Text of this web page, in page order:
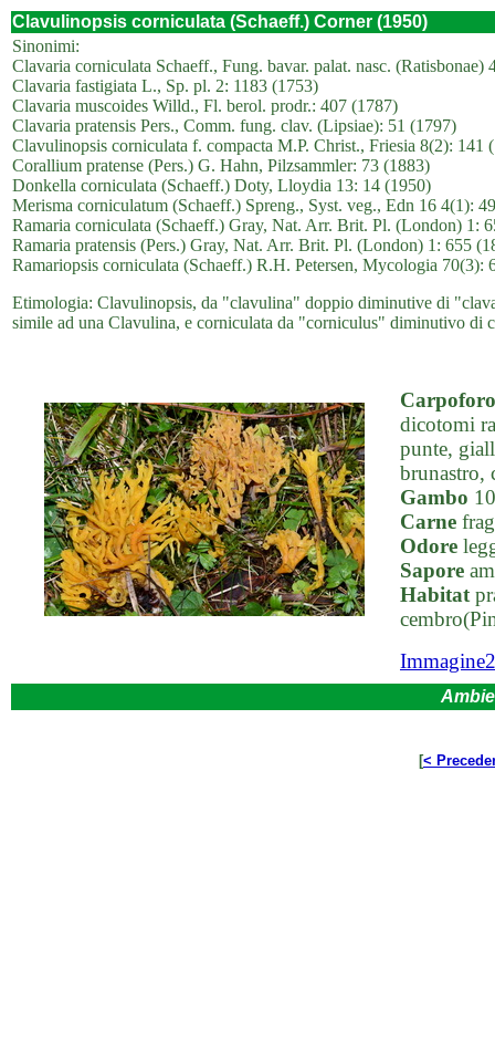
Clavulinopsis corniculata (Schaeff.) Corner (1950)
Sinonimi:
Clavaria corniculata Schaeff., Fung. bavar. palat. nasc. (Ratisbonae)
Clavaria fastigiata L., Sp. pl. 2: 1183 (1753)
Clavaria muscoides Willd., Fl. berol. prodr.: 407 (1787)
Clavaria pratensis Pers., Comm. fung. clav. (Lipsiae): 51 (1797)
Clavulinopsis corniculata f. compacta M.P. Christ., Friesia 8(2): 141
Corallium pratense (Pers.) G. Hahn, Pilzsammler: 73 (1883)
Donkella corniculata (Schaeff.) Doty, Lloydia 13: 14 (1950)
Merisma corniculatum (Schaeff.) Spreng., Syst. veg., Edn 16 4(1):
Ramaria corniculata (Schaeff.) Gray, Nat. Arr. Brit. Pl. (London) 1:
Ramaria pratensis (Pers.) Gray, Nat. Arr. Brit. Pl. (London) 1: 655
Ramariopsis corniculata (Schaeff.) R.H. Petersen, Mycologia 70(3):
Etimologia: Clavulinopsis, da "clavulina" doppio diminutive di
simile ad una Clavulina, e corniculata da "corniculus" diminutivo di
Carpoforo
dicotomi
punte,
brunastro,
Gambo
Carne
Odore
Sapore
Habitat
Immagine2
[<